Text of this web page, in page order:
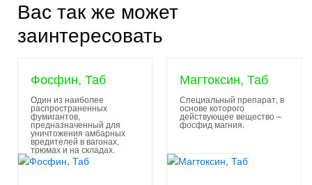
Вас так же может
заинтересовать
Фосфин, Таб
Один из наиболее
распространенных
фумигантов,
предназначенный для
уничтожения амбарных
вредителей в вагонах,
трюмах и на складах.
Магтоксин, Таб
Специальный препарат, в
основе которого
действующее вещество –
фосфид магния.